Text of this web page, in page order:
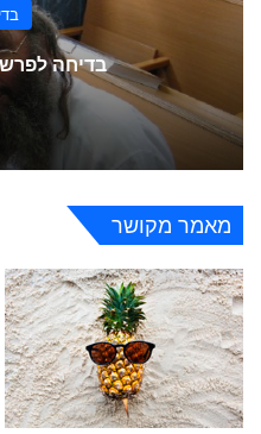
בדיחה
מאמר מקושר